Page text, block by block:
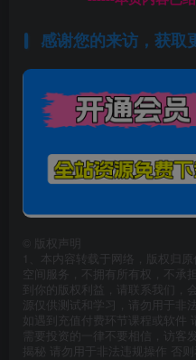
感谢您的来访，获取
版权声明
1、本内容转载于网络，版权归
空间服务，不拥有所有权，不承
到你的版权利益，请联系我们，
源仅供测试和学习，请勿用于非
如遇到充值付费环节课程或软件
需要投资的一律不要相信，访
揭秘 请勿用于非法违规操作 否